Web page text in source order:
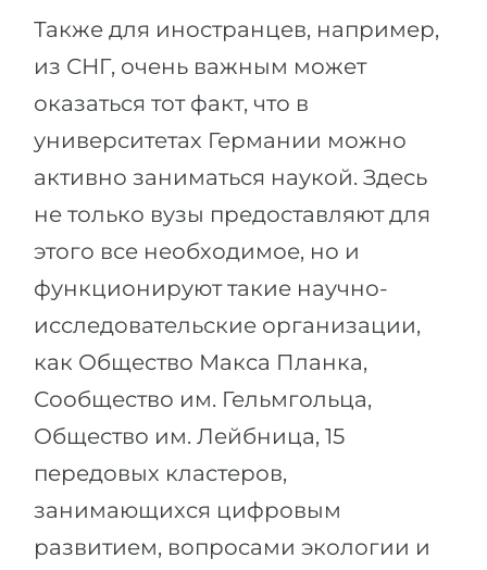
Также для иностранцев, например,
из СНГ, очень важным может
оказаться тот факт, что в
университетах Германии можно
активно заниматься наукой. Здесь
не только вузы предоставляют для
этого все необходимое, но и
функционируют такие научно-
исследовательские организации,
как Общество Макса Планка,
Сообщество им. Гельмгольца,
Общество им. Лейбница, 15
передовых кластеров,
занимающихся цифровым
развитием, вопросами экологии и